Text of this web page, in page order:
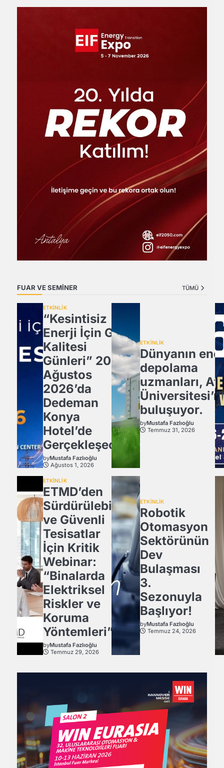
FUAR VE SEMİNER TÜMÜ
ETKİNLİK
“Kesintisiz
Enerji İçin Güç
Kalitesi
Günleri” 20
Ağustos
2026’da
Dedeman
Konya
Hotel’de
Gerçekleşecek
byMustafa Fazlıoğlu
Ağustos 1, 2026
ETKİNLİK
Dünyanın
depolama
uzmanları,
buluşuyor.
byMustafa Fazlıoğlu
Temmuz 31, 2026
ETKİNLİK
ETMD’den
Sürdürülebilir
ve Güvenli
Tesisatlar
İçin Kritik
Webinar:
“Binalarda
Elektriksel
Riskler ve
Koruma
Yöntemleri”
byMustafa Fazlıoğlu
Temmuz 29, 2026
ETKİNLİK
Robotik
Otomasyon
Sektörünün
Dev
Bulaşması
3.
Sezonuyla
Başlıyor!
byMustafa Fazlıoğlu
Temmuz 24, 2026